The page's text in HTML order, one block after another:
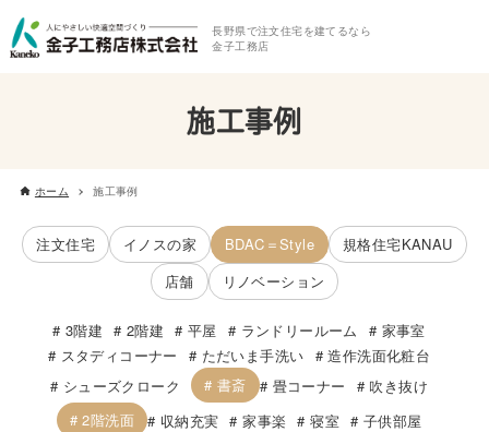
長野県で注文住宅を建てるなら
金子工務店
施工事例
ホーム 施工事例
注文住宅 イノスの家 BDAC＝Style
規格住宅KANAU
店舗
リノベーション
3階建 2階建 平屋 ランドリールーム
家事室
スタディコーナー
ただいま手洗い
造作洗面化粧台
シューズクローク
書斎 畳コーナー
吹き抜け
2階洗面
収納充実 家事楽 寝室
子供部屋